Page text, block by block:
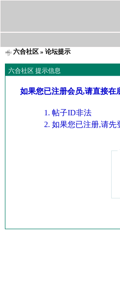
六合社区» 论坛提示
六合社区 提示信息
如果您已注册会员,请直接在
帖子ID非法
如果您已注册,请先